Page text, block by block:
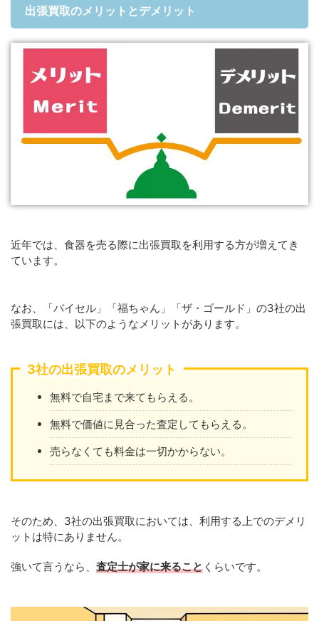
出張買取のメリットとデメリット
近年では、食器を売る際に出張買取を利用する方が増えてき
ています。
なお、「バイセル」「福ちゃん」「ザ・ゴールド」の3社の出
張買取には、以下のようなメリットがあります。
3社の出張買取のメリット
無料で自宅まで来てもらえる。
無料で価値に見合った査定してもらえる。
売らなくても料金は一切かからない。
そのため、3社の出張買取においては、利用する上でのデメリ
ットは特にありません。
強いて言うなら、 査定士が家に来ること くらいです。